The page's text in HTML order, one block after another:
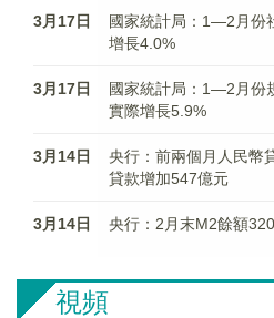
3月17日
國家統計局：1—2月份
增長4.0%
3月17日
國家統計局：1—2月份
實際增長5.9%
3月14日
央行：前兩個月人民幣
貸款增加547億元
3月14日 央行：2月末M2餘額
視頻